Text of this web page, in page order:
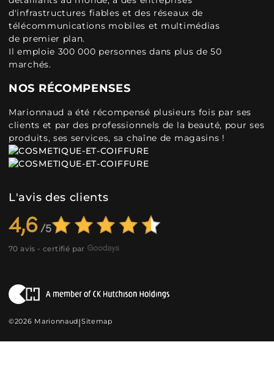
d'infrastructures fiables et des réseaux de
télécommunications mobiles et multimédias
de premier plan.
Il emploie 300 000 personnes dans plus de 50
marchés.
NOS RÉCOMPENSES
Marionnaud a été récompensé plusieurs fois par ses
clients et par des professionnels de la beauté, pour ses
produits, ses services, sa chaîne de magasins !
L'avis des clients
4,6
70 avis - certifié par
©2026 Marionnaud|Sitemap